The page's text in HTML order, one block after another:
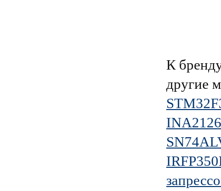
К
другие